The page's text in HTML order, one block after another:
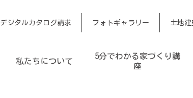
デジタルカタログ請求 フォトギャラリー 土地建
私たちについて
5分でわかる家づくり講
座